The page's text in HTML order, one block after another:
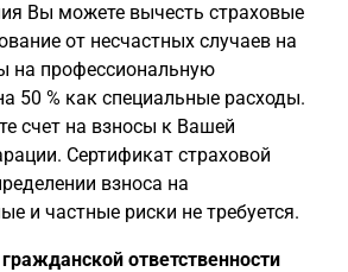
Вы можете вычесть страховые
от несчастных случаев на
на профессиональную
50 % как специальные расходы.
счет на взносы к Вашей
Сертификат страховой
взноса на
и частные риски не требуется.
ответственности